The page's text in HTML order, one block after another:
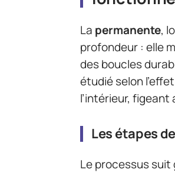
La permanente,
profondeur : elle
des boucles
étudié selon
l’intérieur, figeant
Les étapes
Le processus